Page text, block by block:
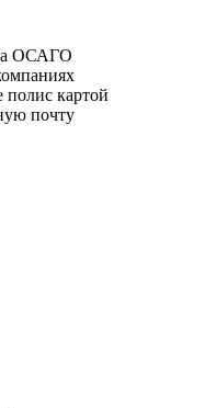
ОСАГО
полис картой
почту